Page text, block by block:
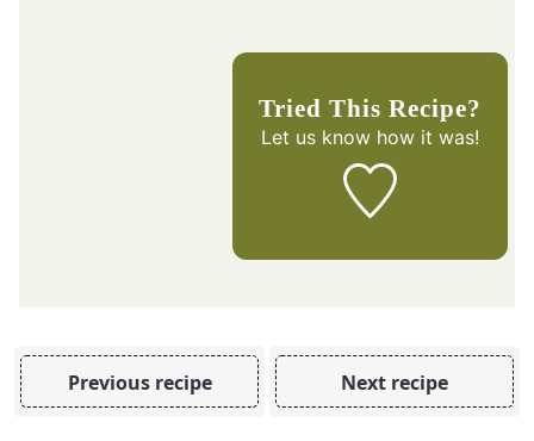
Tried This Recipe?
Let us knowhow it was!
Previous recipe Next recipe